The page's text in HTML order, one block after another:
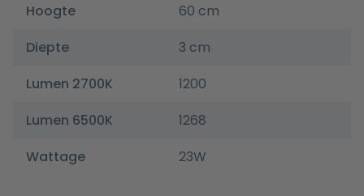
Hoogte
60 cm
Diepte
3 cm
Lumen 2700K
1200
Lumen 6500K
1268
Wattage
23W